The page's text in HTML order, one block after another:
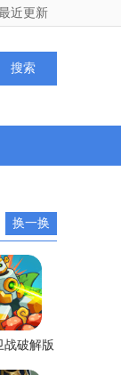
近更新
换一换
战破解版